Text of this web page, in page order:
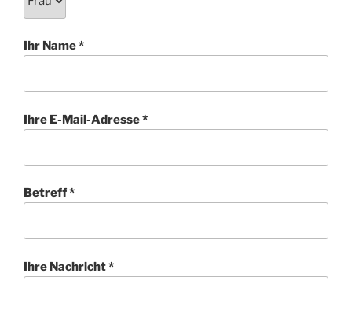
Ihr Name *
Ihre E-Mail-Adresse *
Betreff *
Ihre Nachricht *